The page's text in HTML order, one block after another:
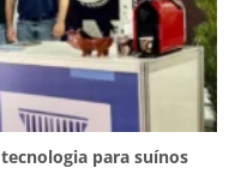
para suínos